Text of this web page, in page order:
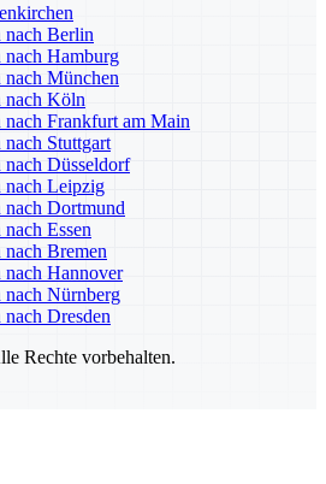
nach Berlin
Hamburg
München
nach Köln
Frankfurt am Main
Stuttgart
Düsseldorf
nach Leipzig
Dortmund
Essen
Bremen
Hannover
Nürnberg
Dresden
Rechte vorbehalten.